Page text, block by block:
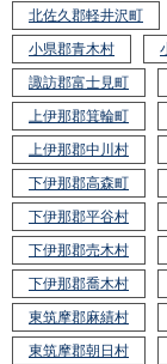
北佐久郡軽井沢町
小県郡青木村
諏訪郡富士見町
上伊那郡箕輪町
上伊那郡中川村
下伊那郡高森町
下伊那郡平谷村
下伊那郡売木村
下伊那郡喬木村
東筑摩郡麻績村
東筑摩郡朝日村